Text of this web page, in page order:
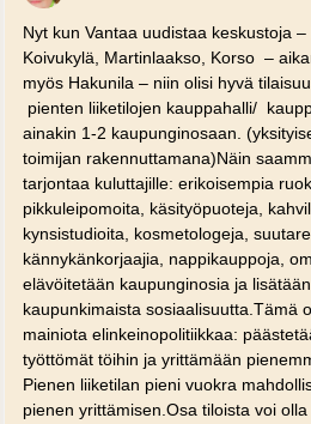
Nyt kun Vantaa uudistaa keskustoja –
Koivukylä, Martinlaakso, Korso –
myös Hakunila – niin olisi hyvä
pienten liiketilojen kauppahalli/
ainakin 1-2 kaupunginosaan.
toimijan rakennuttamana)Näin
tarjontaa kuluttajille: erikoisempia
pikkuleipomoita, käsityöpuoteja,
kynsistudioita, kosmetologeja,
kännykänkorjaajia, nappikauppoja,
elävöitetään kaupunginosia ja lisätään
kaupunkimaista sosiaalisuutta.Tämä
mainiota elinkeinopolitiikkaa:
työttömät töihin ja yrittämään
Pienen liiketilan pieni vuokra
pienen yrittämisen.Osa tiloista voi